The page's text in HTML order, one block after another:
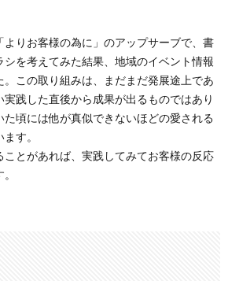
よりお客様の為に」のアップサーブで、書
シを考えてみた結果、地域のイベント情報
。この取り組みは、まだまだ発展途上であ
実践した直後から成果が出るものではあり
た頃には他が真似できないほどの愛される
す。
とがあれば、実践してみてお客様の反応